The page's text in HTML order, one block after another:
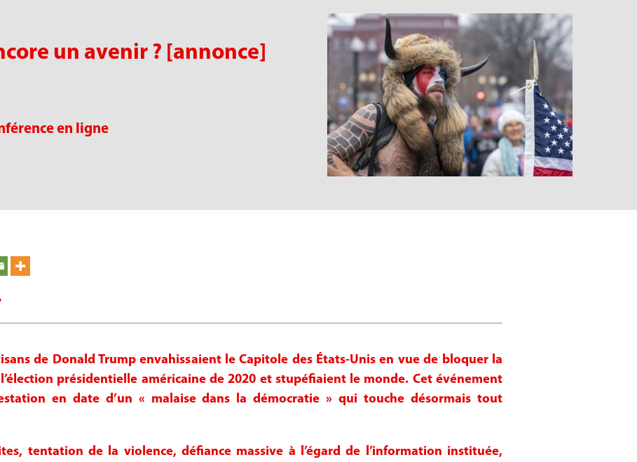
un avenir ? [annonce]
en ligne
de Donald Trump envahissaient le Capitole des États-Unis en vue de bloquer la
présidentielle américaine de 2020 et stupéfiaient le monde. Cet événement
en date d’un « malaise dans la démocratie » qui touche désormais tout
tentation de la violence, défiance massive à l’égard de l’information instituée,